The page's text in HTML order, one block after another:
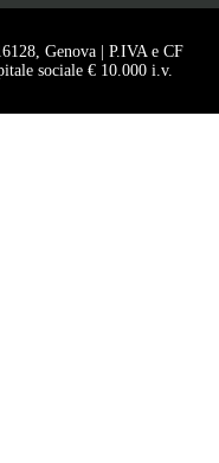
Genova | P.IVA e CF
sociale € 10.000 i.v.